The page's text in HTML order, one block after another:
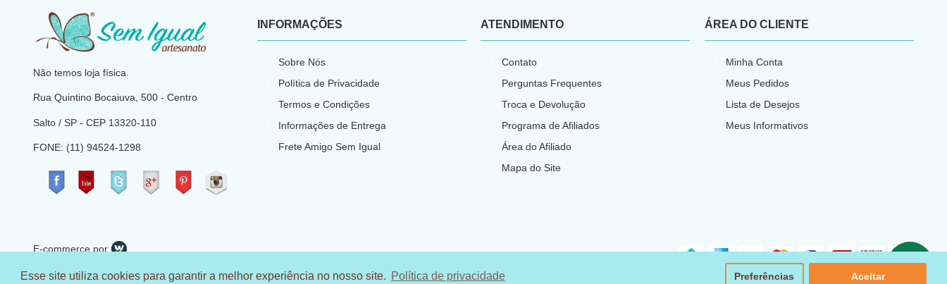
Esse site utiliza cookies para garantir a melhor experiência no nosso site. Política de privacidade Preferências Aceitar
Não temos loja física.
Rua Quintino Bocaiuva, 500 - Centro
Salto / SP - CEP 13320-110
FONE: (11) 94524-1298
INFORMAÇÕES
Sobre Nós
Política de Privacidade
Termos e Condições
Informações de Entrega
Frete Amigo Sem Igual
ATENDIMENTO
Contato
Perguntas Frequentes
Troca e Devolução
Programa de Afiliados
Área do Afiliado
Mapa do Site
ÁREA DO CLIENTE
Minha Conta
Meus Pedidos
Lista de Desejos
Meus Informativos
E-commerce por
© 2018 Sem Igual Artesanato - Todos os direitos reservados C.N.P.J: 23.540.773/0001-66